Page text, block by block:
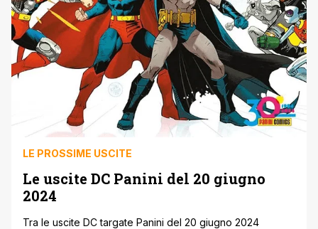
LE PROSSIME USCITE
Le uscite DC Panini del 20 giugno
2024
Tra le uscite DC targate Panini del 20 giugno 2024